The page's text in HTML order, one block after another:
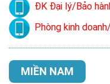
ĐK Đại lý/Bảo
Phòng kinh
MIỀN NAM